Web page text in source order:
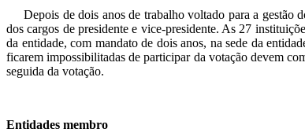
Depois de dois anos de trabalho voltado para a gestão
dos cargos de presidente e vice-presidente. As 27
da entidade, com mandato de dois anos, na sede da
ficarem impossibilitadas de participar da votação devem
seguida da votação.
Entidades membro